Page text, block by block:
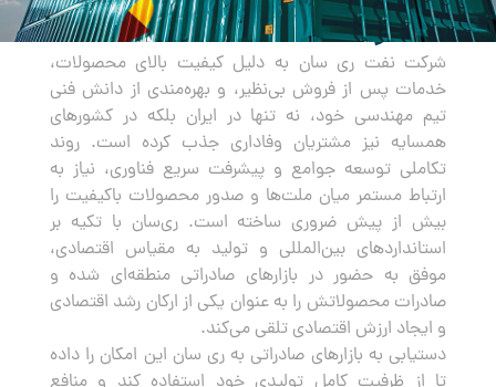
صادرات
شرکت نفت ری سان به دلیل کیفیت بالای محصولات،
خدمات پس از فروش بی‌نظیر، و بهره‌مندی از دانش فنی
تیم مهندسی خود، نه تنها در ایران بلکه در کشورهای
همسایه نیز مشتریان وفاداری جذب کرده است. روند
تکاملی توسعه جوامع و پیشرفت سریع فناوری، نیاز به
ارتباط مستمر میان ملت‌ها و صدور محصولات باکیفیت را
بیش از پیش ضروری ساخته است. ری‌سان با تکیه بر
استانداردهای بین‌المللی و تولید به مقیاس اقتصادی،
موفق به حضور در بازارهای صادراتی منطقه‌ای شده و
صادرات محصولاتش را به عنوان یکی از ارکان رشد اقتصادی
و ایجاد ارزش اقتصادی تلقی می‌کند.
دستیابی به بازارهای صادراتی به ری سان این امکان را داده